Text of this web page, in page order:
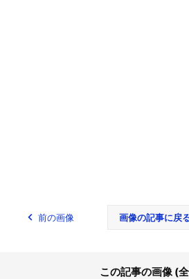
前の画像 画像の記事に戻
この記事の画像 (